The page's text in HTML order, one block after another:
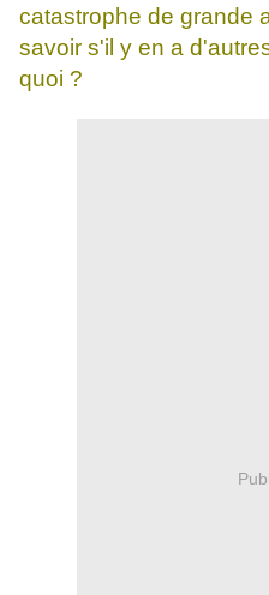
catastrophe de grande
savoir s'il y en a
quoi ?